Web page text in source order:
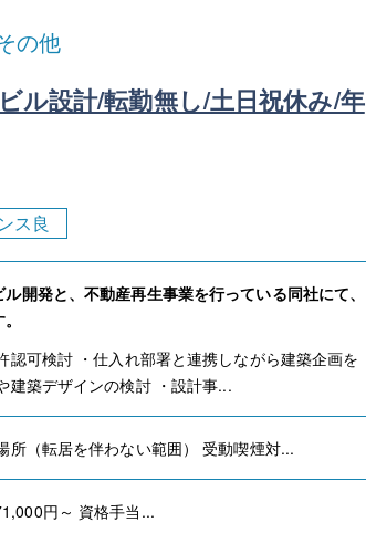
の他
ル設計/転勤無し/土日祝休み/年
ス良
開発と、不動産再生事業を行っている同社にて、
可検討 ・仕入れ部署と連携しながら建築企画を
建築デザインの検討 ・設計事...
（転居を伴わない範囲） 受動喫煙対...
円～ 資格手当...